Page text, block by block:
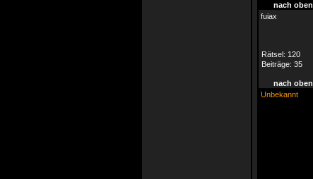
nach oben
fuiax
Rätsel: 120
Beiträge: 35
nach oben
Unbekannt